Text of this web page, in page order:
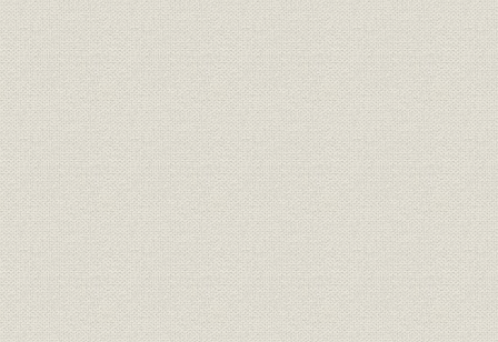
ようやく一人前の扱い
朝毎の協調路線
赤、黒、黄の新社屋
平均年齢25.6歳
初のOTV組織
フリーネットに踏み切る
街頭テレビ作戦